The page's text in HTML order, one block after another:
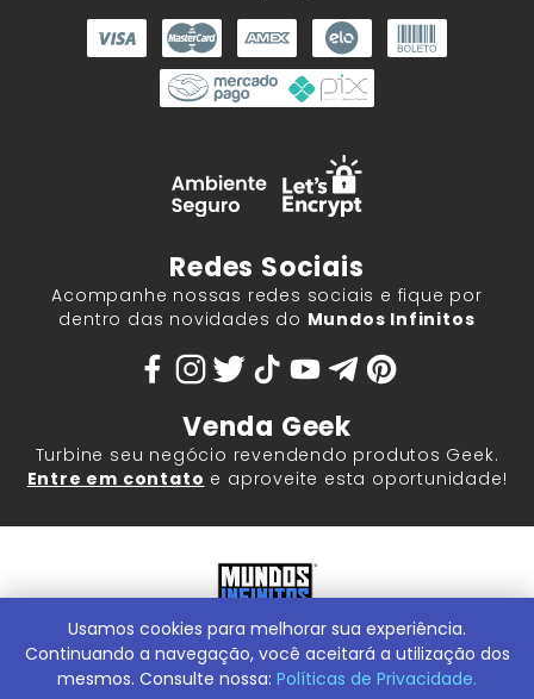
Redes Sociais
Acompanhe nossas redes sociais e fique por
dentro das novidades do Mundos Infinitos
Venda Geek
Turbine seu negócio revendendo produtos Geek.
Entre em contato e aproveite esta oportunidade!
Mundos Infinitos - Publicações e Geek Store |ContentStuff
Publicações e Assinaturas Ltda. CNPJ - 05.859.917/0001-60.
Conheça nossa Loja Física:Rua Machado Bitencourt, 291 -
Usamos cookies para melhorar sua experiência.
Continuando a navegação, você aceitará a utilização dos
mesmos. Consulte nossa: Políticas de Privacidade.